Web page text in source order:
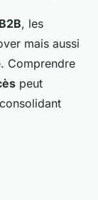
, les
mais aussi
Comprendre
peut